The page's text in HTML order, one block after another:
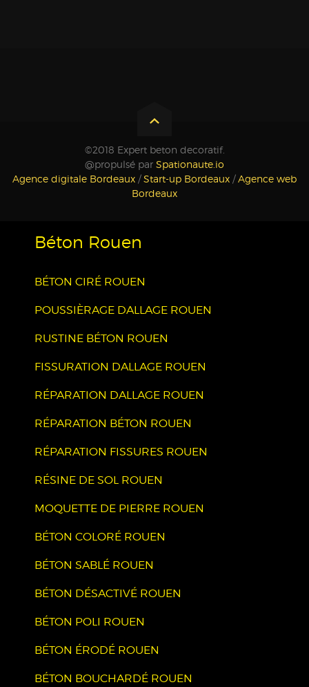
©2018 Expert beton decoratif.
@propulsé par Spationaute.io
Agence digitale Bordeaux /Start-up Bordeaux /Agence web
Bordeaux
Béton Rouen
BÉTON CIRÉ ROUEN
POUSSIÈRAGE DALLAGE ROUEN
RUSTINE BÉTON ROUEN
FISSURATION DALLAGE ROUEN
RÉPARATION DALLAGE ROUEN
RÉPARATION BÉTON ROUEN
RÉPARATION FISSURES ROUEN
RÉSINE DE SOL ROUEN
MOQUETTE DE PIERRE ROUEN
BÉTON COLORÉ ROUEN
BÉTON SABLÉ ROUEN
BÉTON DÉSACTIVÉ ROUEN
BÉTON POLI ROUEN
BÉTON ÉRODÉ ROUEN
BÉTON BOUCHARDÉ ROUEN